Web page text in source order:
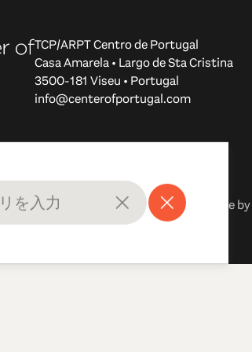
TCP/ARPT Centro de Portugal
Casa Amarela • Largo de Sta Cristina
3500-181 Viseu • Portugal
info@centerofportugal.com
Centro de Portugal. 全著作権所有. Made by